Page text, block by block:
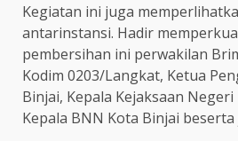
Kegiatan ini juga
antarinstansi. Hadir
pembersihan ini perwakilan
Kodim 0203/Langkat, Ketua
Binjai, Kepala Kejaksaan
Kepala BNN Kota Binjai beserta